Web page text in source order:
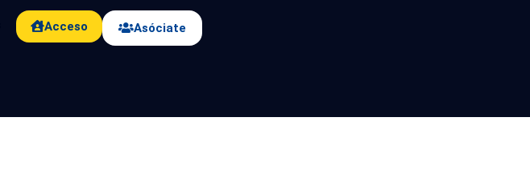
Acceso Asóciate